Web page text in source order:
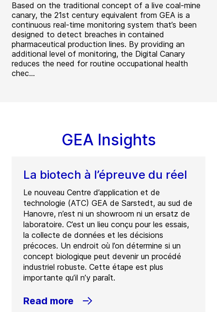
Based on the traditional concept of a live coal-mine
canary, the 21st century equivalent from GEA is a
continuous real-time monitoring system that’s been
designed to detect breaches in contained
pharmaceutical production lines. By providing an
additional level of monitoring, the Digital Canary
reduces the need for routine occupational health
chec...
GEA Insights
La biotech à l’épreuve du réel
Le nouveau Centre d’application et de
technologie (ATC) GEA de Sarstedt, au sud de
Hanovre, n’est ni un showroom ni un ersatz de
laboratoire. C’est un lieu conçu pour les essais,
la collecte de données et les décisions
précoces. Un endroit où l’on détermine si un
concept biologique peut devenir un procédé
industriel robuste. Cette étape est plus
importante qu’il n’y paraît.
Read more